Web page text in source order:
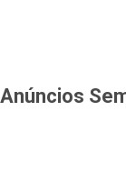
Anúncios